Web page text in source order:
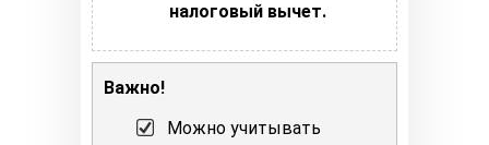
налоговый вычет.
Важно!
Можно учитывать